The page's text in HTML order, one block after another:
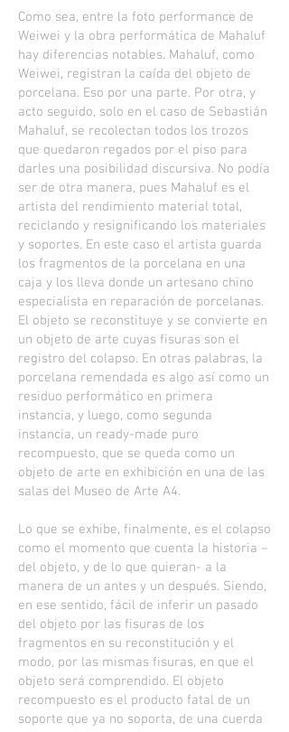
Como sea, entre la foto performance de
Weiwei y la obra performática de Mahaluf
hay diferencias notables. Mahaluf, como
Weiwei, registran la caída del objeto de
porcelana. Eso por una parte. Por otra, y
acto seguido, solo en el caso de Sebastián
Mahaluf, se recolectan todos los trozos
que quedaron regados por el piso para
darles una posibilidad discursiva. No podía
ser de otra manera, pues Mahaluf es el
artista del rendimiento material total,
reciclando y resignificando los materiales
y soportes. En este caso el artista guarda
los fragmentos de la porcelana en una
caja y los lleva donde un artesano chino
especialista en reparación de porcelanas.
El objeto se reconstituye y se convierte en
un objeto de arte cuyas fisuras son el
registro del colapso. En otras palabras, la
porcelana remendada es algo así como un
residuo performático en primera
instancia, y luego, como segunda
instancia, un ready-made puro
recompuesto, que se queda como un
objeto de arte en exhibición en una de las
salas del Museo de Arte A4.
Lo que se exhibe, finalmente, es el colapso
como el momento que cuenta la historia –
del objeto, y de lo que quieran- a la
manera de un antes y un después. Siendo,
en ese sentido, fácil de inferir un pasado
del objeto por las fisuras de los
fragmentos en su reconstitución y el
modo, por las mismas fisuras, en que el
objeto será comprendido. El objeto
recompuesto es el producto fatal de un
soporte que ya no soporta, de una cuerda